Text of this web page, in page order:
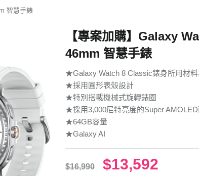
智慧手錶
【專案加購】Galaxy
46mm 智慧手錶
★Galaxy Watch 8 Classic錶身所用材料
★採用圓形表殼設計
★特別搭載機械式旋轉錶圈
★採用3,000尼特亮度的Super
★64GB容量
★Galaxy AI
$16,990 $13,592